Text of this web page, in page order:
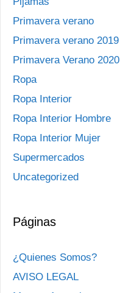
Primavera verano
Primavera verano 2019
Primavera Verano 2020
Ropa
Ropa Interior
Ropa Interior Hombre
Ropa Interior Mujer
Supermercados
Uncategorized
Páginas
¿Quienes Somos?
AVISO LEGAL